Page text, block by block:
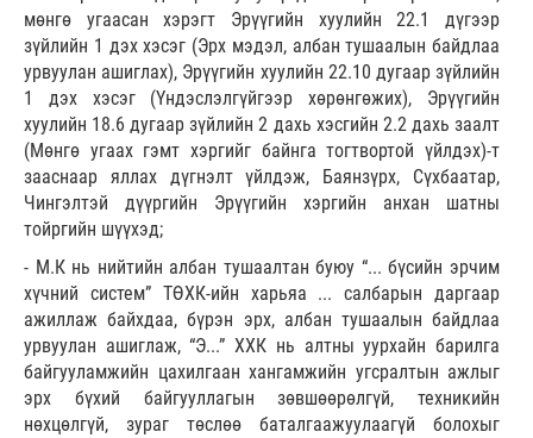
мөнгө угаасан хэрэгт Эрүүгийн хуулийн 22.1 дүгээр
зүйлийн 1 дэх хэсэг (Эрх мэдэл, албан тушаалын байдлаа
урвуулан ашиглах), Эрүүгийн хуулийн 22.10 дугаар зүйлийн
1 дэх хэсэг (Үндэслэлгүйгээр хөрөнгөжих), Эрүүгийн
хуулийн 18.6 дугаар зүйлийн 2 дахь хэсгийн 2.2 дахь заалт
(Мөнгө угаах гэмт хэргийг байнга тогтвортой үйлдэх)-т
зааснаар яллах дүгнэлт үйлдэж, Баянзүрх, Сүхбаатар,
Чингэлтэй дүүргийн Эрүүгийн хэргийн анхан шатны
тойргийн шүүхэд;
- М.К нь нийтийн албан тушаалтан буюу “... бүсийн эрчим
хүчний систем” ТӨХК-ийн харьяа ... салбарын даргаар
ажиллаж байхдаа, бүрэн эрх, албан тушаалын байдлаа
урвуулан ашиглаж, “Э...” ХХК нь алтны уурхайн барилга
байгууламжийн цахилгаан хангамжийн угсралтын ажлыг
эрх бүхий байгууллагын зөвшөөрөлгүй, техникийн
нөхцөлгүй, зураг төслөө баталгаажуулаагүй болохыг